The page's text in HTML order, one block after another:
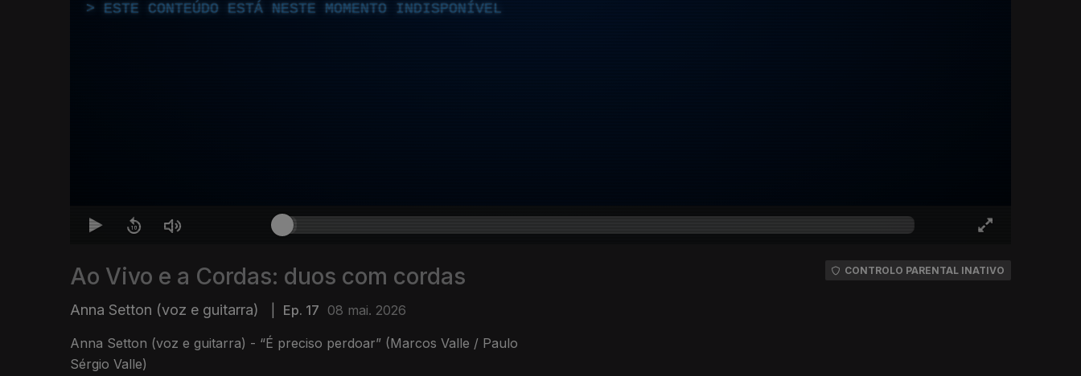
ESTE CONTEÚDO ESTÁ NESTE MOMENTO INDISPONÍVEL
Ao Vivo e a Cordas: duos com cordas
Anna Setton (voz e guitarra) Ep. 17 08 mai. 2026
Anna Setton (voz e guitarra) - “É preciso perdoar” (Marcos Valle / Paulo
Sérgio Valle)
CONTROLO PARENTAL INATIVO